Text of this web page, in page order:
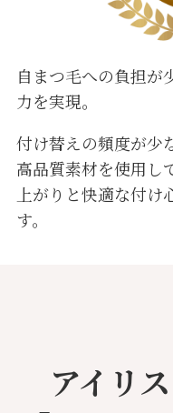
自まつ毛への負担が
力を実現。
付け替えの頻度が少
高品質素材を使用し
上がりと快適な付け
す。
アイリ